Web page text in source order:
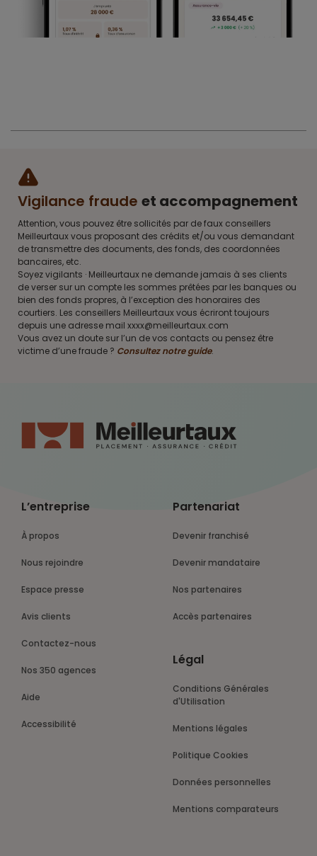
Vigilance fraude et accompagnement
Attention, vous pouvez être sollicités par de faux conseillers
Meilleurtaux vous proposant des crédits et/ou vous demandant
de transmettre des documents, des fonds, des coordonnées
bancaires, etc.
Soyez vigilants · Meilleurtaux ne demande jamais à ses clients
de verser sur un compte les sommes prêtées par les banques ou
bien des fonds propres, à l’exception des honoraires des
courtiers. Les conseillers Meilleurtaux vous écriront toujours
depuis une adresse mail xxxx@meilleurtaux.com
Vous avez un doute sur l’un de vos contacts ou pensez être
victime d’une fraude ? Consultez notre guide.
L’entreprise
À propos
Nous rejoindre
Espace presse
Avis clients
Contactez-nous
Nos 350 agences
Aide
Accessibilité
Partenariat
Devenir franchisé
Devenir mandataire
Nos partenaires
Accès partenaires
Légal
Conditions Générales
d'Utilisation
Mentions légales
Politique Cookies
Données personnelles
Mentions comparateurs